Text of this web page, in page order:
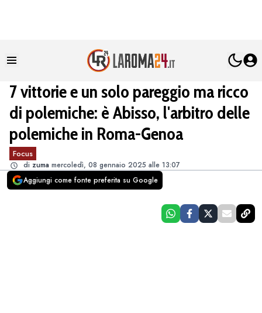
7 vittorie e un solo pareggio ma ricco
di polemiche: è Abisso, l'arbitro delle
polemiche in Roma-Genoa
Focus
di zuma mercoledì, 08 gennaio 2025 alle 13:07
Aggiungi come fonte preferita su Google